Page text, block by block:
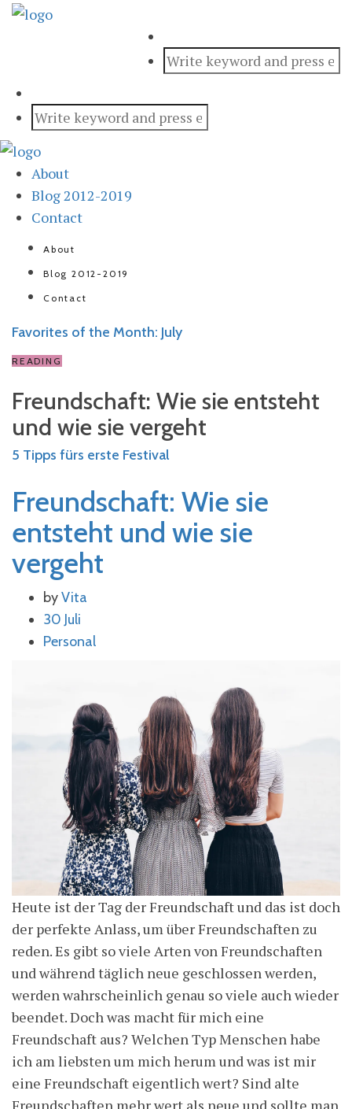
About
Blog 2012-2019
Contact
About
Blog 2012-2019
Contact
Favorites of the Month: July
READING
Freundschaft: Wie sie entsteht
und wie sie vergeht
5 Tipps fürs erste Festival
Freundschaft: Wie sie
entsteht und wie sie
vergeht
byVita
30 Juli
Personal
Heute ist der Tag der Freundschaft und das ist doch
der perfekte Anlass, um über Freundschaften zu
reden. Es gibt so viele Arten von Freundschaften
und während täglich neue geschlossen werden,
werden wahrscheinlich genau so viele auch wieder
beendet. Doch was macht für mich eine
Freundschaft aus? Welchen Typ Menschen habe
ich am liebsten um mich herum und was ist mir
eine Freundschaft eigentlich wert? Sind alte
Freundschaften mehr wert als neue und sollte man